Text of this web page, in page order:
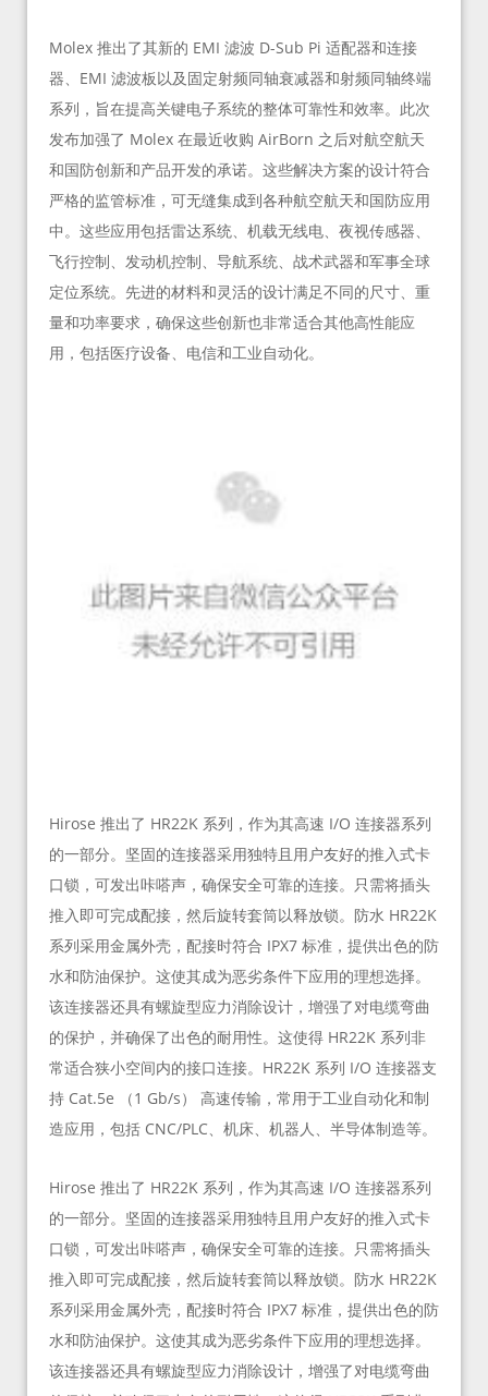
Molex 推出了其新的 EMI 滤波 D-Sub Pi 适配器和连接
器、EMI 滤波板以及固定射频同轴衰减器和射频同轴终端
系列，旨在提高关键电子系统的整体可靠性和效率。此次
发布加强了 Molex 在最近收购 AirBorn 之后对航空航天
和国防创新和产品开发的承诺。这些解决方案的设计符合
严格的监管标准，可无缝集成到各种航空航天和国防应用
中。这些应用包括雷达系统、机载无线电、夜视传感器、
飞行控制、发动机控制、导航系统、战术武器和军事全球
定位系统。先进的材料和灵活的设计满足不同的尺寸、重
量和功率要求，确保这些创新也非常适合其他高性能应
用，包括医疗设备、电信和工业自动化。
Hirose 推出了 HR22K 系列，作为其高速 I/O 连接器系列
的一部分。坚固的连接器采用独特且用户友好的推入式卡
口锁，可发出咔嗒声，确保安全可靠的连接。只需将插头
推入即可完成配接，然后旋转套筒以释放锁。防水 HR22K
系列采用金属外壳，配接时符合 IPX7 标准，提供出色的防
水和防油保护。这使其成为恶劣条件下应用的理想选择。
该连接器还具有螺旋型应力消除设计，增强了对电缆弯曲
的保护，并确保了出色的耐用性。这使得 HR22K 系列非
常适合狭小空间内的接口连接。HR22K 系列 I/O 连接器支
持 Cat.5e （1 Gb/s） 高速传输，常用于工业自动化和制
造应用，包括 CNC/PLC、机床、机器人、半导体制造等。
Hirose 推出了 HR22K 系列，作为其高速 I/O 连接器系列
的一部分。坚固的连接器采用独特且用户友好的推入式卡
口锁，可发出咔嗒声，确保安全可靠的连接。只需将插头
推入即可完成配接，然后旋转套筒以释放锁。防水 HR22K
系列采用金属外壳，配接时符合 IPX7 标准，提供出色的防
水和防油保护。这使其成为恶劣条件下应用的理想选择。
该连接器还具有螺旋型应力消除设计，增强了对电缆弯曲